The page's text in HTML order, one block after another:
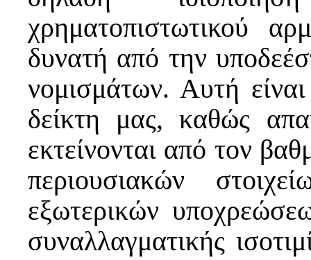
χρηματοπιστωτικού
δυνατή από την
νομισμάτων. Αυτή
δείκτη μας, καθώς
εκτείνονται από τον
περιουσιακών
εξωτερικών
συναλλαγματικής